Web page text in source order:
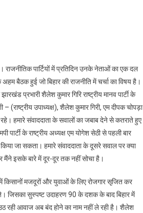
पार्टियों में प्रतिदिन उनके नेताओं का एक दल
अहम बैठक हुई जो बिहार की राजनीति में चर्चा का विषय है।
प्रभारी शैलेश कुमार गिरि राष्ट्रीय मानव पार्टी के
(राष्ट्रीय उपाध्यक्ष), शैलेश कुमार गिरी, एम दीपक चोपड़ा
रहे। हमारे संवाददाता के सवालों का जबाब देने से कतराते हुए
पार्टी के राष्ट्रीय अध्यक्ष एम योगेश सेठी से पहली बार
जा सकता। हमारे संवाददाता के दूसरे सवाल पर क्या
मैंने इसके बारे में दूर-दूर तक नहीं सोचा है।
किसानों मजदूरों और युवाओं के लिए रोजगार सृजित कर
जिसका सुस्पष्ट उदाहरण 90 के दशक के बाद बिहार में
रही आवाज अब बंद होने का नाम नहीं ले रही है। शैलेश